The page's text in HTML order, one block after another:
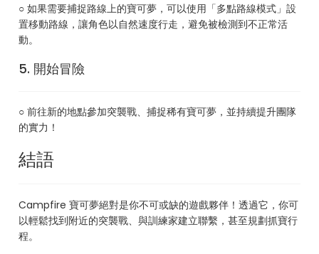
○ 如果需要捕捉路線上的寶可夢，可以使用「多點路線模式」設
置移動路線，讓角色以自然速度行走，避免被檢測到不正常活
動。
5. 開始冒險
○ 前往新的地點參加突襲戰、捕捉稀有寶可夢，並持續提升團隊
的實力！
結語
Campfire 寶可夢絕對是你不可或缺的遊戲夥伴！透過它，你可
以輕鬆找到附近的突襲戰、與訓練家建立聯繫，甚至規劃抓寶行
程。